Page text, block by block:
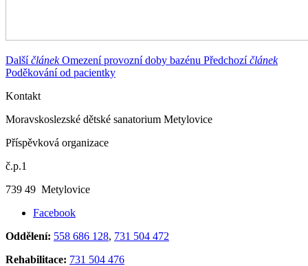
Dalšíčlánek Omezení provozní doby bazénu Předchozíčlánek
Poděkování od pacientky
Kontakt
Moravskoslezské dětské sanatorium Metylovice
Příspěvková organizace
č.p.1
739 49 Metylovice
Facebook
Oddělení: 558 686 128, 731 504 472
Rehabilitace: 731 504 476